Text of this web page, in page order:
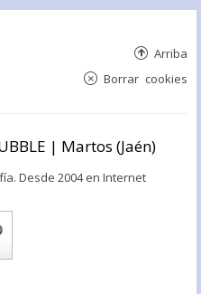
Arriba
Borrar cookies
| Martos (Jaén)
Desde 2004 en Internet